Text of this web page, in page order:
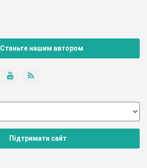
Станьте нашим автором
Підтримати сайт